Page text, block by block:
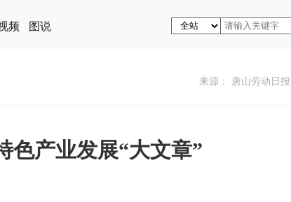
频 图说
来源： 唐山劳动日报
色产业发展“大文章”